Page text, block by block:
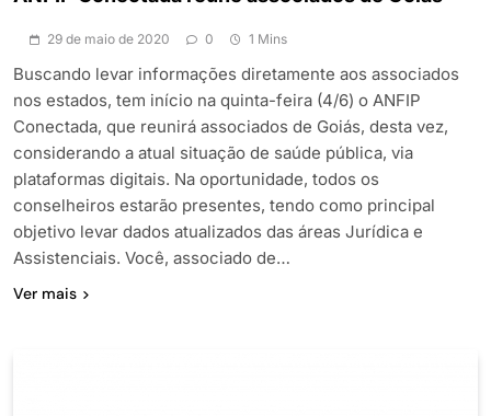
29 de maio de 2020 0 1 Mins
Buscando levar informações diretamente aos associados
nos estados, tem início na quinta-feira (4/6) o ANFIP
Conectada, que reunirá associados de Goiás, desta vez,
considerando a atual situação de saúde pública, via
plataformas digitais. Na oportunidade, todos os
conselheiros estarão presentes, tendo como principal
objetivo levar dados atualizados das áreas Jurídica e
Assistenciais. Você, associado de…
Ver mais